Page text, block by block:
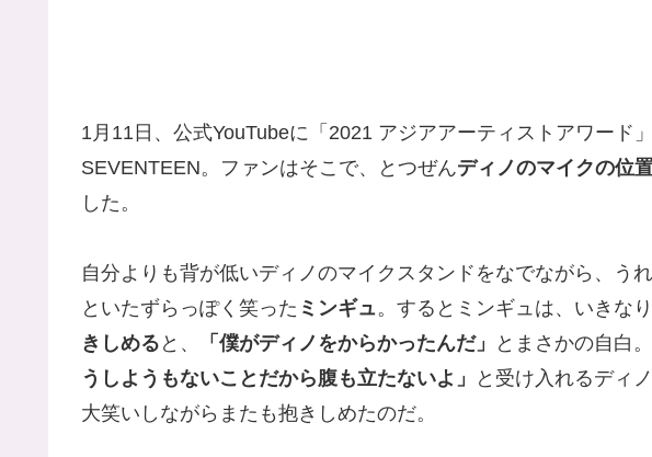
1月11日、公式YouTubeに「2021 アジアアーティストアワード
SEVENTEEN。ファンはそこで、とつぜんディノのマイクの位
した。
自分よりも背が低いディノのマイクスタンドをなでながら、う
といたずらっぽく笑った ミンギュ。するとミンギュは、いきなり
きしめる と、 「僕がディノをからかったんだ」 とまさかの自白
うしようもないことだから腹も立たないよ」
と受け入れるディ
大笑いしながらまたも抱きしめたのだ。